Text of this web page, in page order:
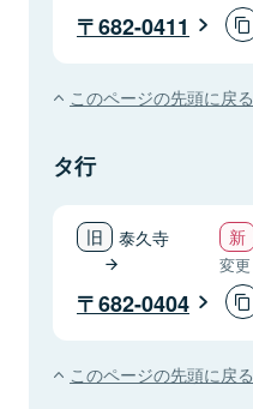
682-0411
このページの先頭に戻る
タ行
泰久寺
変更
682-0404
このページの先頭に戻る